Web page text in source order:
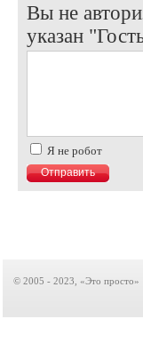
Вы не
указан
Я не робот
© 2005 - 2023, «Это просто»